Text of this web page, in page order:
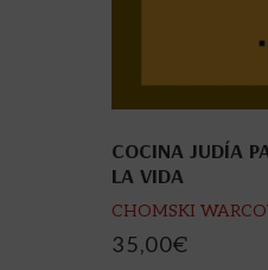
COCINA JUDÍA
LA VIDA
CHOMSKI
35,00€